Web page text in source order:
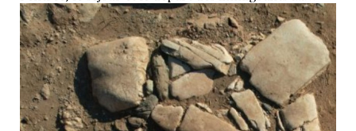
Kazakhstan.